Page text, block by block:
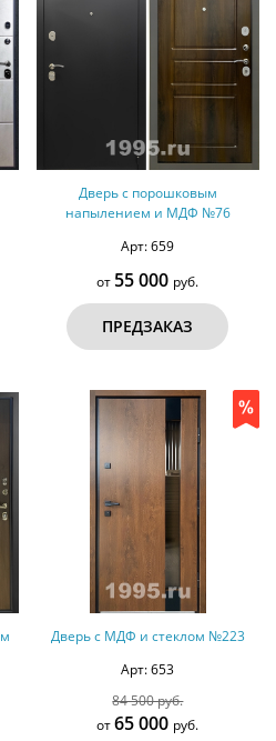
Дверь с порошковым
напылением и МДФ №76
Арт: 659
от 55 000 руб.
ПРЕДЗАКАЗ
Дверь с МДФ и стеклом №223
Арт: 653
84 500 руб.
от65 000 руб.